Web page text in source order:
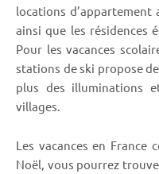
locations d’appartement
ainsi que les résidences
Pour les vacances
stations de ski propose
plus des illuminations
villages.
Les vacances en France
Noël, vous pourrez